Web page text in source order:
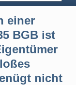
einer
BGB ist
nicht